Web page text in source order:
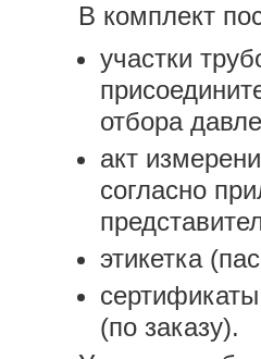
В комплект
участки
отбора
акт
согласно
этикетка
(по заказу).